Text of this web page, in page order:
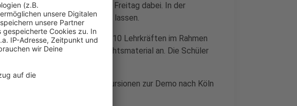
sind vier Klassen in Köln am Freitag dabei. In der
für den Tag beurlauben zu lassen.
fährt mit 140 Schülern und 10 Lehrkräften im Rahmen
so thematisch ans Unterrichtsmaterial an. Die Schüler
macht auch einzelne Exkursionen zur Demo nach Köln